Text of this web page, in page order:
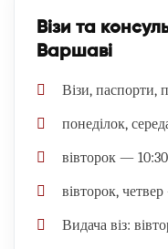
Візи та
Варшаві
Візи, паспорти,
понеділок,
вівторок —
вівторок,
Видача віз: